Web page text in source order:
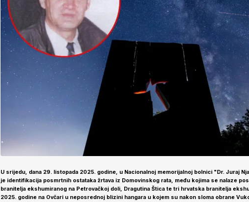
U srijedu, dana 29. listopada 2025. godine, u Nacionalnoj memorijalnoj bolnici "Dr. Juraj
je identifikacija posmrtnih ostataka žrtava iz Domovinskog rata, među kojima se nalaze
branitelja ekshumiranog na Petrovačkoj doli, Dragutina Štica te tri hrvatska branitelja
2025. godine na Ovčari u neposrednoj blizini hangara u kojem su nakon sloma obrane